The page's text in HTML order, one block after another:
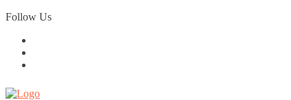
Skip
to
Follow Us